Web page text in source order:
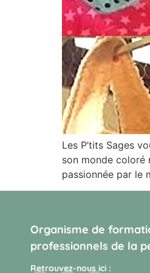
Les P’tits Sages
son monde coloré
passionnée par le
Organisme de
professionnels de la
Retrouvez-nous ici :